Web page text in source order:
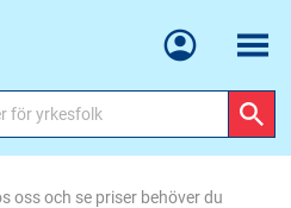
Meny
oss och se priser behöver du